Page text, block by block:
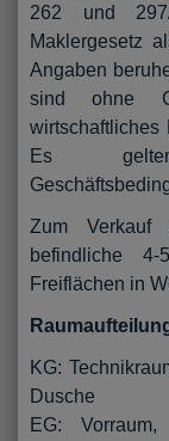
262 und
Maklergesetz
Angaben
sind ohne
wirtschaftliches
Es
Zum Verkauf
befindliche 4-
Freiflächen in
KG:
Dusche
EG: